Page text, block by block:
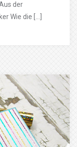
der
Wie die […]